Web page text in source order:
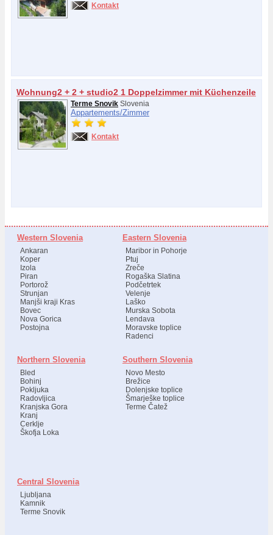
Kontakt
Wohnung2 + 2 + studio2 1 Doppelzimmer mit Küchenzeile
Terme Snovik Slovenia
Appartements/Zimmer
Kontakt
Western Slovenia
Ankaran
Koper
Izola
Piran
Portorož
Strunjan
Manjši kraji Kras
Bovec
Nova Gorica
Postojna
Eastern Slovenia
Maribor in Pohorje
Ptuj
Zreče
Rogaška Slatina
Podčetrtek
Velenje
Laško
Murska Sobota
Lendava
Moravske toplice
Radenci
Northern Slovenia
Bled
Bohinj
Pokljuka
Radovljica
Kranjska Gora
Kranj
Cerklje
Škofja Loka
Southern Slovenia
Novo Mesto
Brežice
Dolenjske toplice
Šmarješke toplice
Terme Čatež
Central Slovenia
Ljubljana
Kamnik
Terme Snovik